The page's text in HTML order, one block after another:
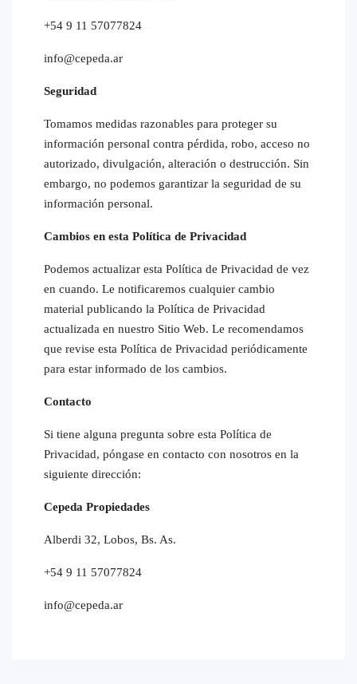
+54 9 11 57077824
info@cepeda.ar
Seguridad
Tomamos medidas razonables para proteger su
información personal contra pérdida, robo, acceso no
autorizado, divulgación, alteración o destrucción. Sin
embargo, no podemos garantizar la seguridad de su
información personal.
Cambios en esta Política de Privacidad
Podemos actualizar esta Política de Privacidad de vez
en cuando. Le notificaremos cualquier cambio
material publicando la Política de Privacidad
actualizada en nuestro Sitio Web. Le recomendamos
que revise esta Política de Privacidad periódicamente
para estar informado de los cambios.
Contacto
Si tiene alguna pregunta sobre esta Política de
Privacidad, póngase en contacto con nosotros en la
siguiente dirección:
Cepeda Propiedades
Alberdi 32, Lobos, Bs. As.
+54 9 11 57077824
info@cepeda.ar